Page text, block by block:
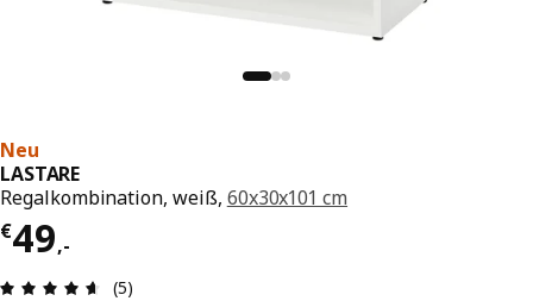
Neu
LASTARE
Regalkombination, weiß, 60x30x101 cm
€49,-
Preis € 49,-
Produktbewertung: 4.6 von 5 Sterne Alle
(5)